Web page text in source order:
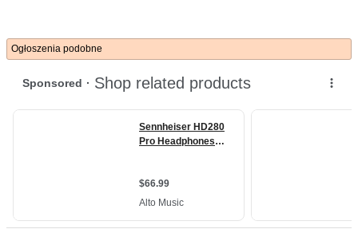
Ogłoszenia podobne